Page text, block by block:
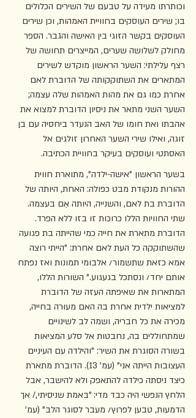
וכותרתו מעידה על טבעם של השירים הכלולים
בו; שירים העוסקים בחוויית האמהות, וכן שירים
העוסקים בקשר הזוגי בין האישה והגבר. הספר
מחולק לשלושה שערים, המייצרים תחושה של
רצף עלילתי: השער הראשון מוקדש לשירים
המתארים את השתוקקותה של הדוברת לאם
אחרת כמו גם את מהות האמהות שלה עצמה;
השער השני מתאר את ניסיון הדוברת למצוא את
אהבתו ואת חומו של האב הנעדר ביחסיה עם בן
זוגה, ואילו שירי השער האחרון זולגים אל
האסתטי ועוסקים בעיקר בחוויית הכתיבה.
בשער הראשון "אישה-ילדה", מתוארת חווית
ההורות מנקודת מבט כפולה: האחת, היותה של
הדוברת בת לאם, והשנייה, היותה אֵם בעצמה.
שתי החוויות הללו כרוכות זו בזו ללא הפרד.
הדוברת מתארת את חייה כמי שהייתה בת פגועה
שהשתוקקה כל העת לאם אחרת: "הייתי רוצה
אמא כזאת שתשמור/ אלבומי תמונות ואז נפתח
אותם יחד/ ונסתכל בגעגוע." השורות הללו,
המתארות את שאיפתה העזה של הדוברת
למציאות ילדית אחרת בה האם מעוּרה בחייה,
מכירה את כל חבריה, ושמה לב לשינויים
שמתחוללים בה, נחבטות אל סלע המציאות
בשורה הסוגרת את השיר: "והילדה עם העיניים
העצובות הייתה אני" (עמ' 13). הדוברת מתארת
כיצד ניסתה כילדה להתאפק ולא להישבר, אבל
הלחץ הנפשי היה כבד מדי: "באמת שניסיתי,/ אך
הדמעות, טבען לפרוץ/ מעבר לסוגר הלב" (עמ'